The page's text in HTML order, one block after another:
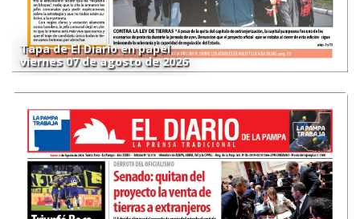
Tapa de El Diario en papel
viernes 07 de agosto de 2026